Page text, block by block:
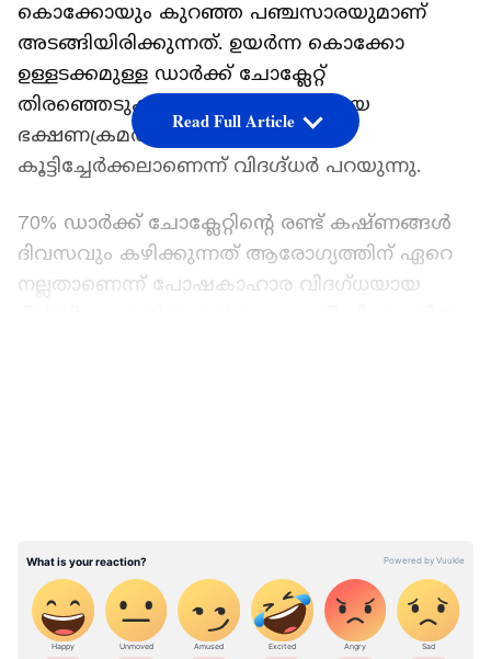
കൊക്കോയും കുറഞ്ഞ പഞ്ചസാരയുമാണ്
അടങ്ങിയിരിക്കുന്നത്. ഉയർന്ന കൊക്കോ
ഉള്ളടക്കമുള്ള ഡാർക്ക് ചോക്ലേറ്റ്
തിരഞ്ഞെടുക്കുന്നത് സമതുലിതമായ
ഭക്ഷണക്രമത്തിൽ ഒരു മികച്ച
കൂട്ടിച്ചേർക്കലാണെന്ന് വിദഗ്ദ്ധർ പറയുന്നു.
70% ഡാർക്ക് ചോക്ലേറ്റിന്റെ രണ്ട് കഷ്ണങ്ങൾ
ദിവസവും കഴിക്കുന്നത് ആരോ​ഗ്യത്തിന് ഏറെ
നല്ലതാണെന്ന് പോഷകാഹാര വിദഗ്ധയായ
രക്തയോട്ടം മെച്ചപ്പെടുത്താനും,
ആരോഗ്യകരമായ രക്തസമ്മർദ്ദത്തെ
പിന്തുണയ്ക്കാനും, കൊളസ്ട്രോൾ അളവ്
നിയന്ത്രിക്കാനും സഹായിച്ചേക്കാം. ഈ
Read Full Article